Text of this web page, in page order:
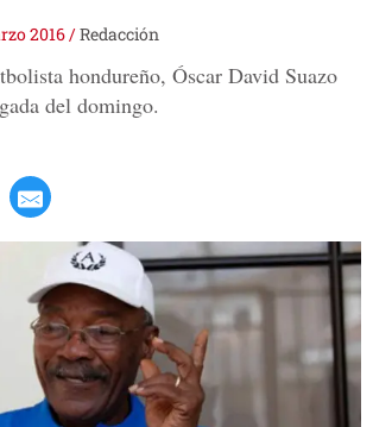
2016/Redacción
hondureño, Óscar David Suazo
del domingo.